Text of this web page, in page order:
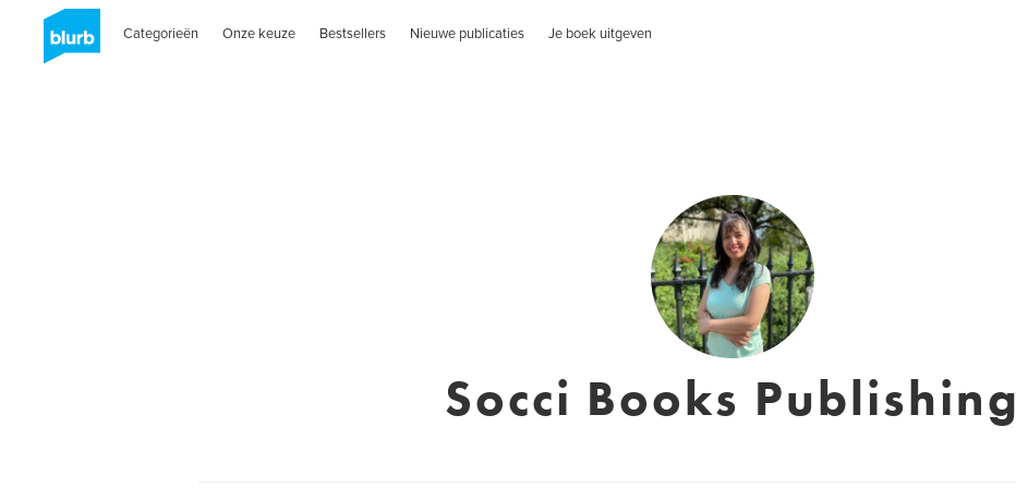
Categorieën Onze keuze Bestsellers Nieuwe publicaties Je boek uitgeven
Socci Books Publishing